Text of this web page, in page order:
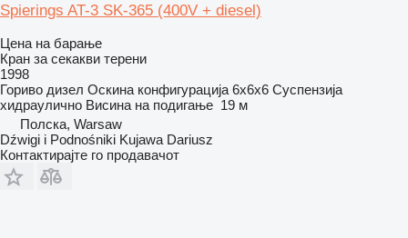
Spierings AT-3 SK-365 (400V + diesel)
Цена на барање
Кран за секакви терени
1998
Гориво дизел Оскина конфигурација 6x6x6 Суспензија
хидраулично Висина на подигање 19 м
Полска, Warsaw
Dźwigi i Podnośniki Kujawa Dariusz
Контактирајте го продавачот